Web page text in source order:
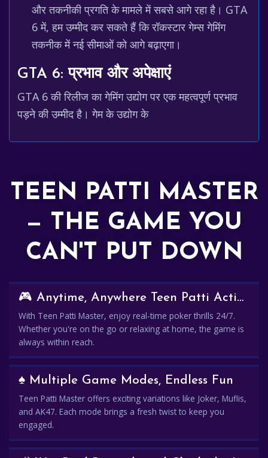
और तकनीकी प्रगति के मामले में सबसे आगे रहा है। GTA
6 में, हम उम्मीद कर सकते हैं कि रॉकस्टार गेम्स गेमिंग
तकनीक में नई सीमाओं को आगे बढ़ाएगा।
GTA 6: प्रभाव और अपेक्षाएं
GTA 6 की रिलीज का गेमिंग उद्योग पर एक महत्वपूर्ण प्रभाव
पड़ने की उम्मीद है। गेम के उद्योग के
TEEN PATTI MASTER
— THE GAME YOU
CAN'T PUT DOWN
🎮 Anytime, Anywhere Teen Patti Action
With Teen Patti Master, enjoy real-time poker thrills 24/7.
Whether you're on the go or relaxing at home, the game is
always within reach.
♠️ Multiple Game Modes, Endless Fun
Teen Patti Master offers exciting variations like Joker, Muflis,
and AK47. Each mode brings a fresh twist to keep you
engaged.